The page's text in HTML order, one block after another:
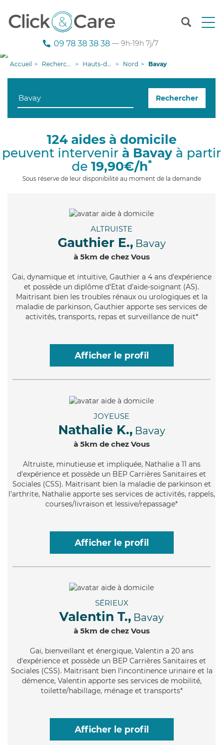
T
n
g
i
09 78 38 38 38 — 9h-19h 7j/7
Accueil Recherche aide à domicile Hauts-de-France Nord Bavay
Rechercher
124 aides à domicile
peuvent intervenir à Bavay à partir
de 19,90€/h*
Sous réserve de leur disponibilité au moment de la demande
ALTRUISTE
Gauthier E., Bavay
à 5km de chez Vous
Gai, dynamique et intuitive, Gauthier a 4 ans d'expérience
et possède un diplôme d'Etat d'aide-soignant (AS).
Maitrisant bien les troubles rénaux ou urologiques et la
maladie de parkinson, Gauthier apporte ses services de
activités, transports, repas et surveillance de nuit*
Afficher le profil
JOYEUSE
Nathalie K., Bavay
à 5km de chez Vous
Altruiste, minutieuse et impliquée, Nathalie a 11 ans
d'expérience et possède un BEP Carrières Sanitaires et
Sociales (CSS). Maitrisant bien la maladie de parkinson et
l'arthrite, Nathalie apporte ses services de activités, rappels,
courses/livraison et lessive/repassage*
Afficher le profil
SÉRIEUX
Valentin T., Bavay
à 5km de chez Vous
Gai, bienveillant et énergique, Valentin a 20 ans
d'expérience et possède un BEP Carrières Sanitaires et
Sociales (CSS). Maitrisant bien l'incontinence urinaire et la
démence, Valentin apporte ses services de mobilité,
toilette/habillage, ménage et transports*
Afficher le profil